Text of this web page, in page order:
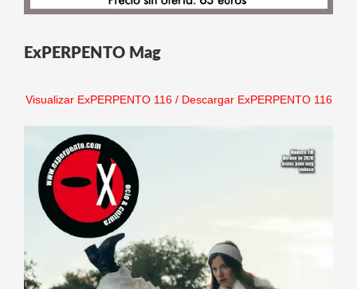
ExPERPENTO Mag
Visualizar ExPERPENTO 116/ Descargar ExPERPENTO 116